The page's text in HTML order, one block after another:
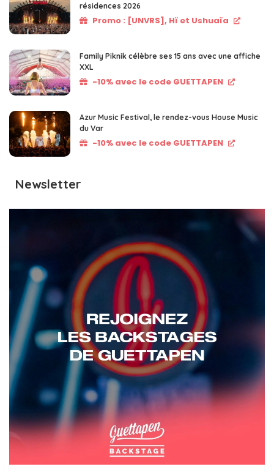
résidences 2026
Promo : [UNVRS], Hï et Ushuaïa
Family Piknik célèbre ses 15 ans avec une affiche
XXL
-10% avec le code GUETTAPEN
Azur Music Festival, le rendez-vous House Music
du Var
-10% avec le code GUETTAPEN
Newsletter